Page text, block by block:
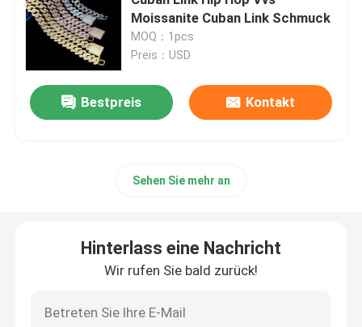
Hinterlass eine Nachricht
Wir rufen Sie bald zurück!
Moissanite gefror heraus Uhr
Moissanit-Uhr
Kubanische Kette Moissanite
Moissanite Cuban Link Schmuck
MOQ：1pcs
Preis：USD
Bestpreis Kontakt
Sehen Sie mehr an
Hinterlass eine Nachricht
Wir rufen Sie bald zurück!